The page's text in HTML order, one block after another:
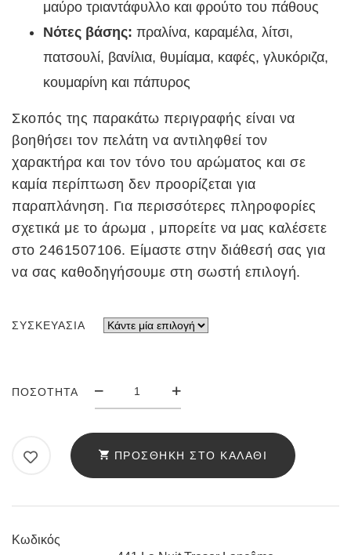
μαύρο τριαντάφυλλο και φρούτο του πάθους
Νότες βάσης: πραλίνα, καραμέλα, λίτσι,
πατσουλί, βανίλια, θυμίαμα, καφές, γλυκόριζα,
κουμαρίνη και πάπυρος
Σκοπός της παρακάτω περιγραφής είναι να
βοηθήσει τον πελάτη να αντιληφθεί τον
χαρακτήρα και τον τόνο του αρώματος και σε
καμία περίπτωση δεν προορίζεται για
παραπλάνηση. Για περισσότερες πληροφορίες
σχετικά με το άρωμα , μπορείτε να μας καλέσετε
στο 2461507106. Είμαστε στην διάθεσή σας για
να σας καθοδηγήσουμε στη σωστή επιλογή.
ΣΥΣΚΕΥΑΣΊΑ
ΠΟΣΌΤΗΤΑ
ΆΡΩΜΑ
ANELLO
LANCÔME
ΠΡΟΣΘΉΚΗ ΣΤΟ ΚΑΛΆΘΙ
Κωδικός